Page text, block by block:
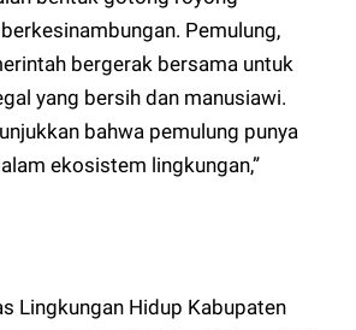
Pemulung,
bergerak bersama untuk
yang bersih dan manusiawi.
bahwa pemulung punya
ekosistem lingkungan,”
Lingkungan Hidup Kabupaten